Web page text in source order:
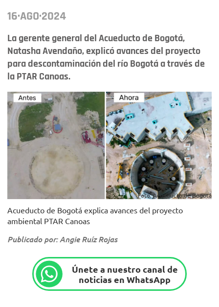
16·AGO·2024
La gerente general del Acueducto de Bogotá,
Natasha Avendaño, explicó avances del proyecto
para descontaminación del río Bogotá a través de
la PTAR Canoas.
Foto: Acueducto de Bogotá
Acueducto de Bogotá explica avances del proyecto
ambiental PTAR Canoas
Publicado por: Angie Ruíz Rojas
Únete a nuestro canal de
noticias en WhatsApp